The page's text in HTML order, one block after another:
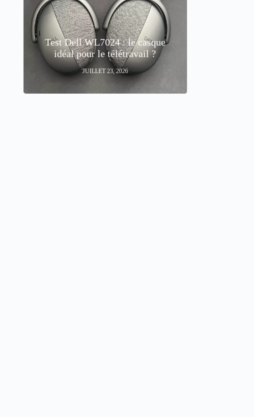
Test Dell WL7024 : le casque
idéal pour le télétravail ?
JUILLET 23, 2026